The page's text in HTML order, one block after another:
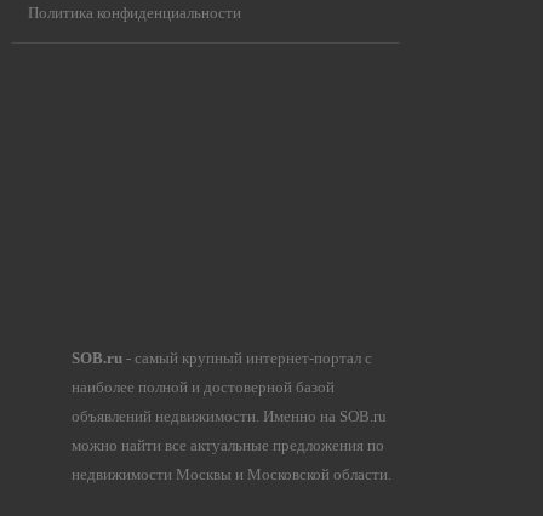
Политика конфиденциальности
SOB.ru- самый крупный интернет-портал с
наиболее полной и достоверной базой
объявлений недвижимости. Именно на SOB.ru
можно найти все актуальные предложения по
недвижимости Москвы и Московской области.